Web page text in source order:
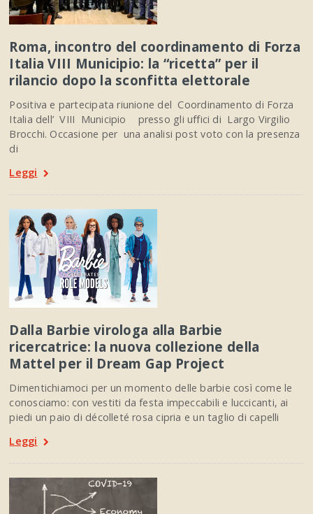
Roma, incontro del coordinamento di Forza
Italia VIII Municipio: la “ricetta” per il
rilancio dopo la sconfitta elettorale
Positiva e partecipata riunione del Coordinamento di Forza
Italia dell’ VIII Municipio presso gli uffici di Largo Virgilio
Brocchi. Occasione per una analisi post voto con la presenza
di
Leggi
Dalla Barbie virologa alla Barbie
ricercatrice: la nuova collezione della
Mattel per il Dream Gap Project
Dimentichiamoci per un momento delle barbie così come le
conosciamo: con vestiti da festa impeccabili e luccicanti, ai
piedi un paio di décolleté rosa cipria e un taglio di capelli
Leggi